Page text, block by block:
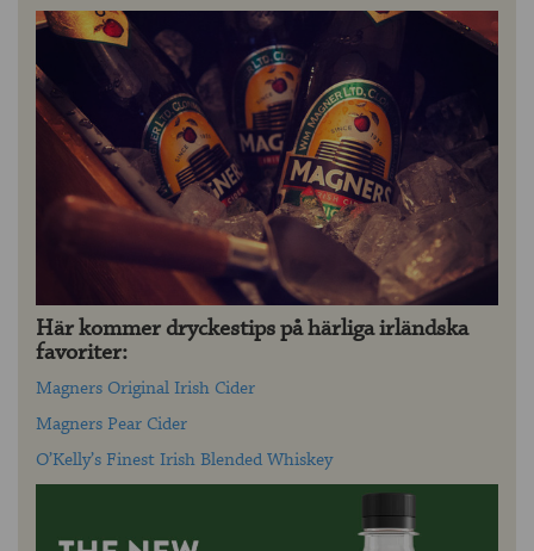
Här kommer dryckestips på härliga irländska
favoriter:
Magners Original Irish Cider
Magners Pear Cider
O’Kelly’s Finest Irish Blended Whiskey